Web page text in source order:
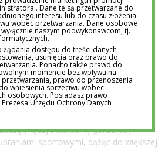
stylu.
na popularności w latach 80. XX
łączyć elementy garderoby
sportowymi, dążąc do większej
Dane te są przetwarzane do
interesu lub do czasu złożenia
wobec przetwarzania. Dane osobowe
naszym podwykonawcom, tj.
żądania dostępu do treści danych
usunięcia oraz prawo do
Ponadto także prawo do
momencie bez wpływu na
prawo do przenoszenia
wniesienia sprzeciwu wobec
osobowych. Posiadasz prawo
Urzędu Ochrony Danych